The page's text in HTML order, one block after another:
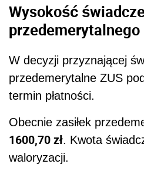
Wysokość
przedemerytalnego
W decyzji przyznającej
przedemerytalne ZUS
termin płatności.
Obecnie zasiłek
1600,70 zł. Kwota
waloryzacji.